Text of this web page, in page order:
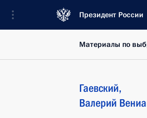
Президент России
Материалы по
Гаевский,
Валерий